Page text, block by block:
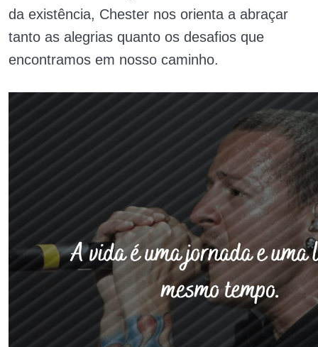
da existência, Chester nos orienta a abraçar
tanto as alegrias quanto os desafios que
encontramos em nosso caminho.